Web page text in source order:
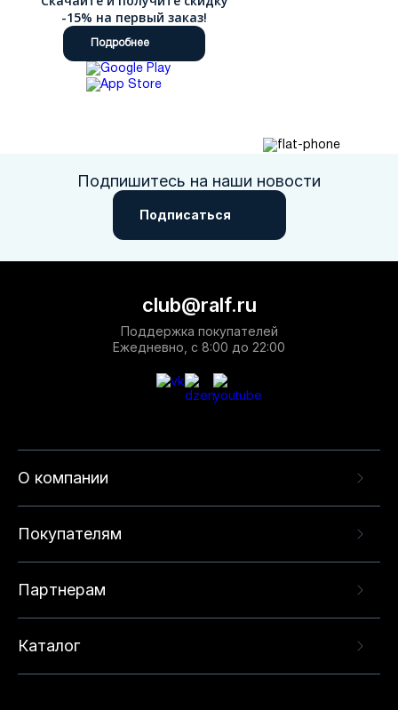
-15% на первый заказ!
Подробнее
Подпишитесь на наши новости
Подписаться
О компании
Покупателям
Партнерам
Каталог
club@ralf.ru
Поддержка покупателей
Ежедневно, с 8:00 до 22:00